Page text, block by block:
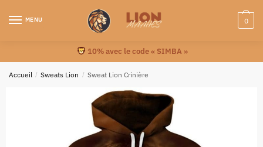
MENU 0
10% avec le code « SIMBA »
Accueil / Sweats Lion / Sweat Lion Crinière